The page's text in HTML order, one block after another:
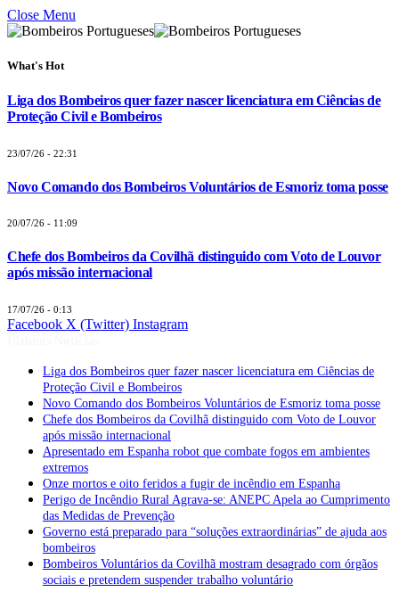
Close Menu
What's Hot
Liga dos Bombeiros quer fazer nascer licenciatura em Ciências de
Proteção Civil e Bombeiros
23/07/26 - 22:31
Novo Comando dos Bombeiros Voluntários de Esmoriz toma posse
20/07/26 - 11:09
Chefe dos Bombeiros da Covilhã distinguido com Voto de Louvor
após missão internacional
17/07/26 - 0:13
Facebook X (Twitter) Instagram
Liga dos Bombeiros quer fazer nascer licenciatura em Ciências de
Proteção Civil e Bombeiros
Novo Comando dos Bombeiros Voluntários de Esmoriz toma posse
Chefe dos Bombeiros da Covilhã distinguido com Voto de Louvor
após missão internacional
Apresentado em Espanha robot que combate fogos em ambientes
extremos
Onze mortos e oito feridos a fugir de incêndio em Espanha
Perigo de Incêndio Rural Agrava-se: ANEPC Apela ao Cumprimento
das Medidas de Prevenção
Governo está preparado para “soluções extraordinárias” de ajuda aos
bombeiros
Bombeiros Voluntários da Covilhã mostram desagrado com órgãos
sociais e pretendem suspender trabalho voluntário